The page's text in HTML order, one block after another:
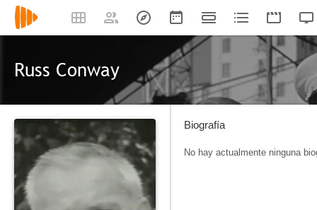
Russ Conway
Biografía
No hay actualmente ninguna